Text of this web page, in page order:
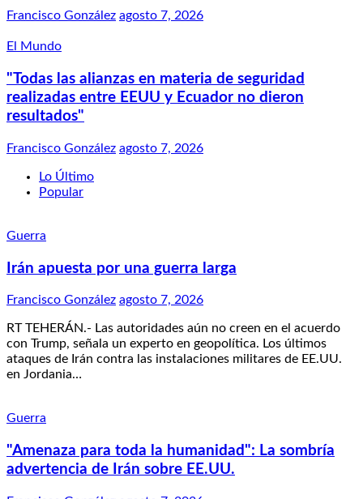
Francisco González agosto 7, 2026
El Mundo
"Todas las alianzas en materia de seguridad
realizadas entre EEUU y Ecuador no dieron
resultados"
Francisco González agosto 7, 2026
Lo Último
Popular
Guerra
Irán apuesta por una guerra larga
Francisco González agosto 7, 2026
RT TEHERÁN.- Las autoridades aún no creen en el acuerdo
con Trump, señala un experto en geopolítica. Los últimos
ataques de Irán contra las instalaciones militares de EE.UU.
en Jordania…
Guerra
"Amenaza para toda la humanidad": La sombría
advertencia de Irán sobre EE.UU.